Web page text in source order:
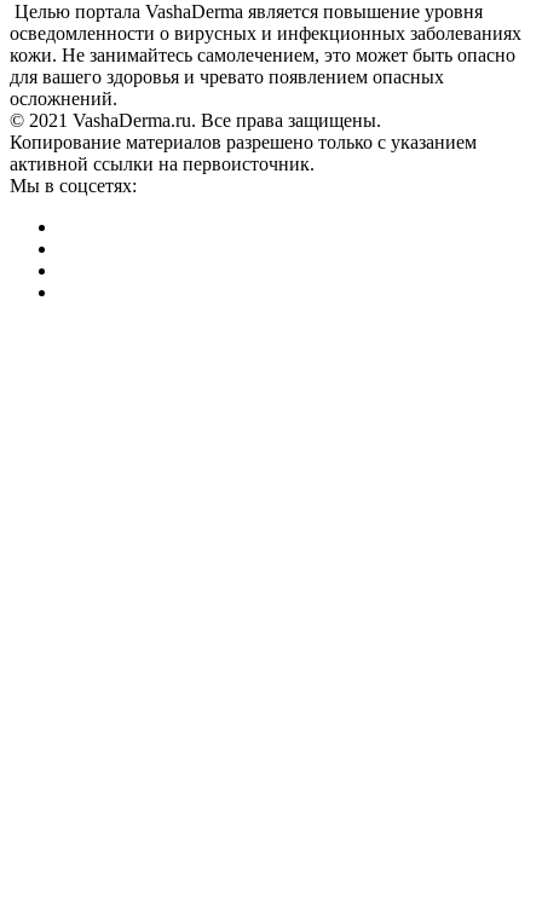
Целью портала VashaDerma является повышение уровня
осведомленности о вирусных и инфекционных заболеваниях
кожи. Не занимайтесь самолечением, это может быть опасно
для вашего здоровья и чревато появлением опасных
осложнений.
© 2021 VashaDerma.ru. Все права защищены.
Копирование материалов разрешено только с указанием
активной ссылки на первоисточник.
Мы в соцсетях: